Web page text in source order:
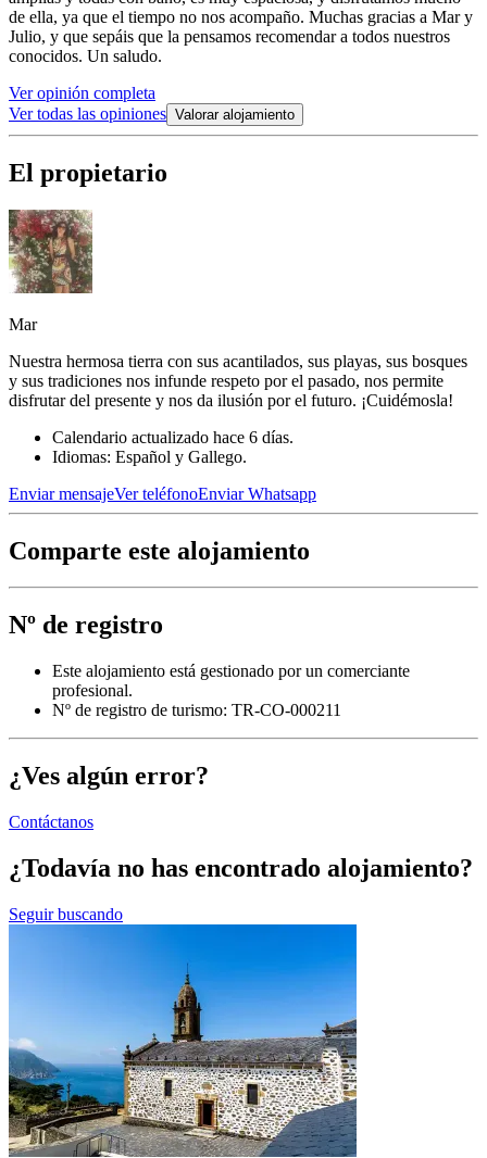
de ella, ya que el tiempo no nos acompaño. Muchas gracias a Mar y
Julio, y que sepáis que la pensamos recomendar a todos nuestros
conocidos. Un saludo.
Ver opinión completa
Ver todas las opiniones Valorar alojamiento
El propietario
Mar
Nuestra hermosa tierra con sus acantilados, sus playas, sus bosques
y sus tradiciones nos infunde respeto por el pasado, nos permite
disfrutar del presente y nos da ilusión por el futuro. ¡Cuidémosla!
Calendario actualizado hace 6 días.
Idiomas: Español y Gallego.
Enviar mensajeVer teléfonoEnviar Whatsapp
Comparte este alojamiento
Nº de registro
Este alojamiento está gestionado por un comerciante
profesional.
Nº de registro de turismo: TR-CO-000211
¿Ves algún error?
Contáctanos
¿Todavía no has encontrado alojamiento?
Seguir buscando